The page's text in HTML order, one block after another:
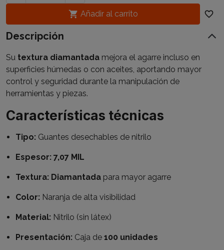
 Añadir al carrito favorite_border
Descripción
Su textura diamantada mejora el agarre incluso en
superficies húmedas o con aceites, aportando mayor
control y seguridad durante la manipulación de
herramientas y piezas.
Características técnicas
Tipo: Guantes desechables de nitrilo
Espesor: 7,07 MIL
Textura: Diamantada para mayor agarre
Color: Naranja de alta visibilidad
Material: Nitrilo (sin látex)
Presentación: Caja de100 unidades